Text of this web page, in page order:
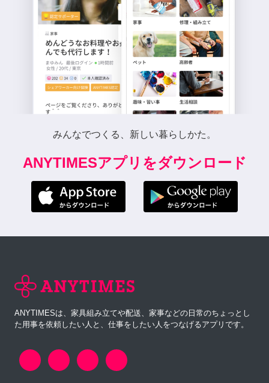
みんなでつくる、新しい暮らしかた。
ANYTIMESアプリをダウンロード
ANYTIMESは、家具組み立てや配送、家事などの日常のちょっとし
た用事を依頼したい人と、仕事をしたい人をつなげるアプリです。